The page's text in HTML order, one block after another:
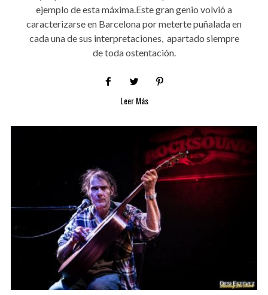
ejemplo de esta máxima.Este gran genio volvió a
caracterizarse en Barcelona por meterte puñalada en
cada una de sus interpretaciones, apartado siempre
de toda ostentación.
Leer Más